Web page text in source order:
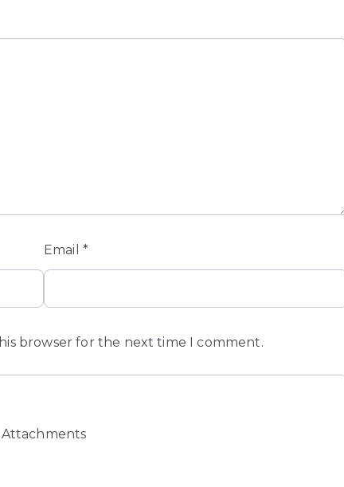
Email *
browser for the next time I comment.
Attachments